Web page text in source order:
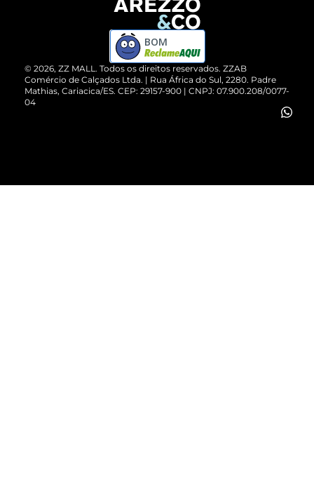
ZZ MALL é confiável
Cartão Presente
Vendas Corporativas
Devolução do Produto
Compre pelo WhatsApp
© 2026, ZZ MALL. Todos os direitos reservados. ZZAB
Comércio de Calçados Ltda. | Rua África do Sul, 2280. Padre
Mathias, Cariacica/ES. CEP: 29157-900 | CNPJ: 07.900.208/0077-
04
BOM